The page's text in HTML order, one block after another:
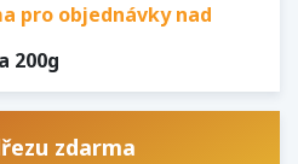
pro objednávky nad
200g
zdarma